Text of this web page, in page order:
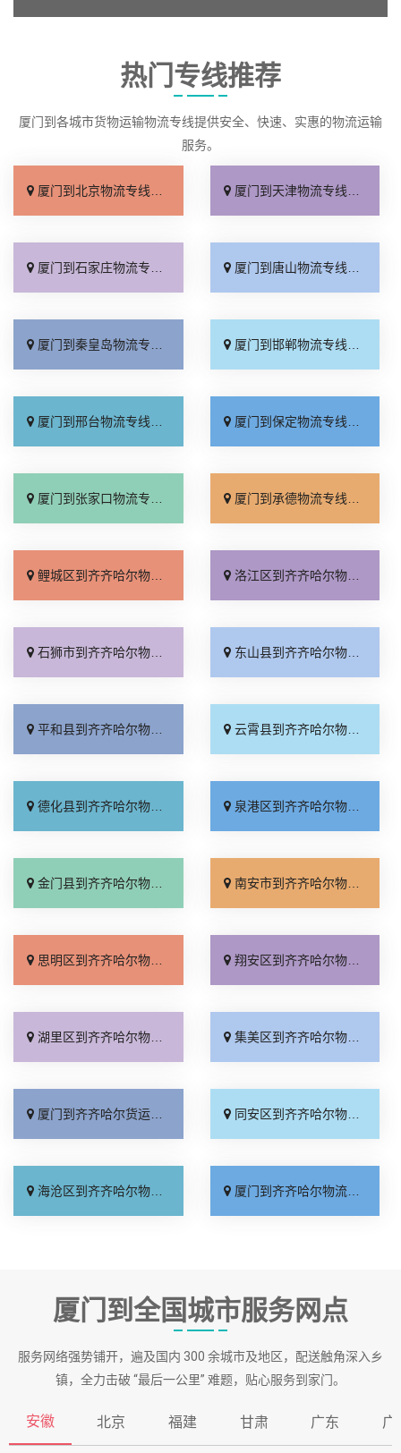
热门专线推荐
厦门到各城市货物运输物流专线提供安全、快速、实惠的物流运输
服务。
厦门到北京物流专线_直达不中转「送货到门」 厦门到天津物流专线_运保时效「高效快运」
厦门到石家庄物流专线_准时准点「多少公里」 厦门到唐山物流专线_全境派送「收费介绍」
厦门到秦皇岛物流专线_高效运输「运保时效」 厦门到邯郸物流专线_物流拼车「全境配送」
厦门到邢台物流专线_专业靠谱「上门提货」 厦门到保定物流专线_全程直达「高效运输」
厦门到张家口物流专线_全境派送「多久能到」 厦门到承德物流专线_专业调车「合理收费」
鲤城区到齐齐哈尔物流专线_运价实惠「快速响应」 洛江区到齐齐哈尔物流专线_运费多少「一站式托运」
石狮市到齐齐哈尔物流专线_合理收费「整车配货」 东山县到齐齐哈尔物流专线_放心物流「全程定位」
平和县到齐齐哈尔物流专线_市县派送「保证时效」 云霄县到齐齐哈尔物流专线_价位合理「每日发车」
德化县到齐齐哈尔物流专线_资质齐全「定点发车」 泉港区到齐齐哈尔物流专线_直达不中转「多少一方」
金门县到齐齐哈尔物流专线_每日发车「要几天到」 南安市到齐齐哈尔物流专线_直达不中转「几天到达」
思明区到齐齐哈尔物流专线_合同承运「资质齐全」 翔安区到齐齐哈尔物流专线_合理收费「快速直达」
湖里区到齐齐哈尔物流专线_专业调车「准时到货」 集美区到齐齐哈尔物流专线_高效运输「收费标准」
厦门到齐齐哈尔货运专线-厦门到齐齐哈尔物流公司_门到门接送「多少一方」 同安区到齐齐哈尔物流专线_快速响应「送货到门」
海沧区到齐齐哈尔物流专线_直达特快专线「多久能到」 厦门到齐齐哈尔物流专线_一站式托运「收费标准」
厦门到全国城市服务网点
服务网络强势铺开，遍及国内 300 余城市及地区，配送触角深入乡
镇，全力击破 “最后一公里” 难题，贴心服务到家门。
安徽 北京 福建 甘肃 广东 广